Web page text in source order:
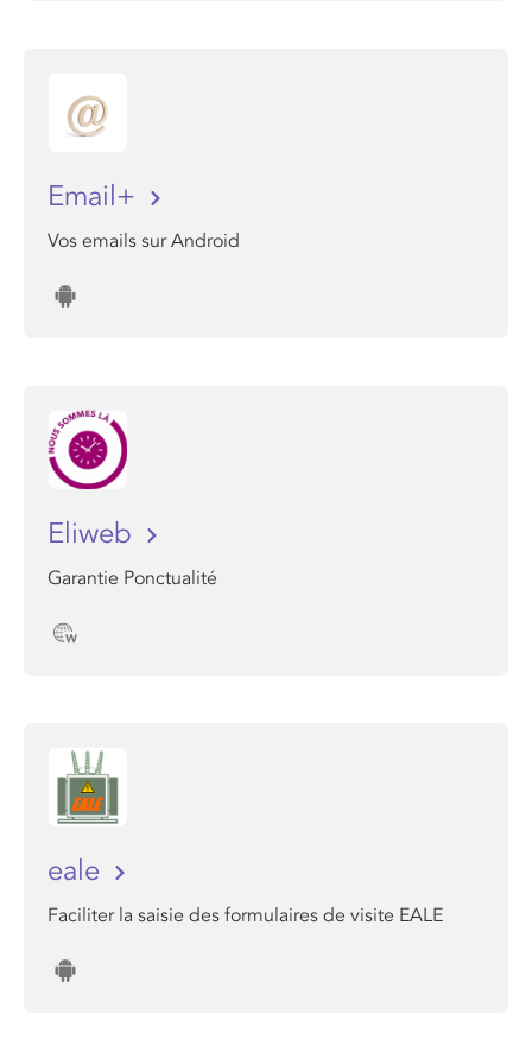
Email+
Vos emails sur Android
Eliweb
Garantie Ponctualité
eale
Faciliter la saisie des formulaires de visite EALE